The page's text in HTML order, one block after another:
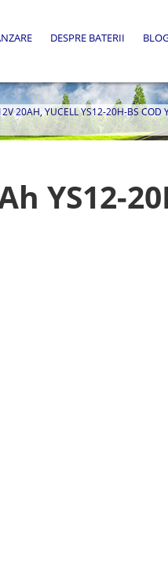
DESPRE BATERII
20AH, YUCELL YS12-20H-BS COD
YS12-